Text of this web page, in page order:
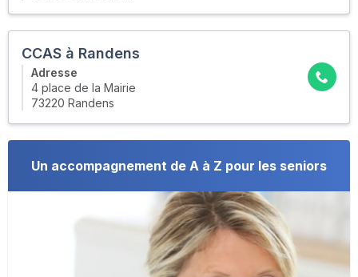
CCAS à Randens
Adresse
4 place de la Mairie
73220 Randens
Un accompagnement de A à Z pour les seniors